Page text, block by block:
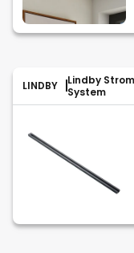
LINDBY
Lindby
System